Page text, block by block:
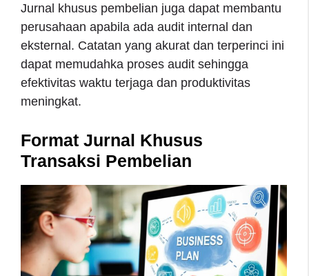
Jurnal khusus pembelian juga dapat membantu
perusahaan apabila ada audit internal dan
eksternal. Catatan yang akurat dan terperinci ini
dapat memudahka proses audit sehingga
efektivitas waktu terjaga dan produktivitas
meningkat.
Format Jurnal Khusus
Transaksi Pembelian